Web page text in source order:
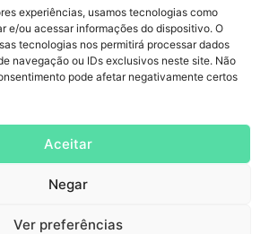
experiências, usamos tecnologias como
e/ou acessar informações do dispositivo. O
tecnologias nos permitirá processar dados
navegação ou IDs exclusivos neste site. Não
pode afetar negativamente certos
Aceitar
Negar
Ver preferências
Sociais
Contato
, Publicidade, comunicação, assessoria de imprensa,